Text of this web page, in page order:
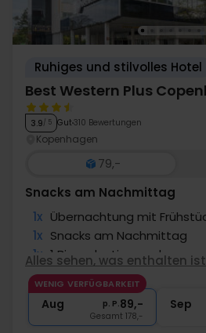
Ruhiges und stilvolles Hotel
Best Western Plus
3.9/ 5 Gut 310 Bewertungen
Kopenhagen
79,-
Snacks am Nachmittag
1x Übernachtung mit
1x Snacks am Nachmittag
1x 1 Bier oder Limonade
1x Kaffee zum Mitnehmen
∞ Gratis Internet und Parken
Alles sehen, was enthalten ist
WENIG VERFÜGBARKEIT
Aug p. P.89,-
Gesamt 178,-
Sep